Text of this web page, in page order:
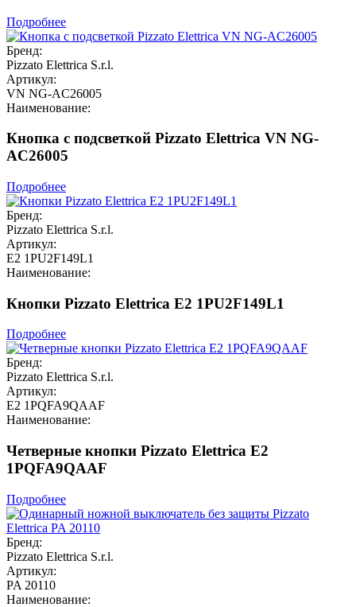
Подробнее
Бренд:
Pizzato Elettrica S.r.l.
Артикул:
VN NG-AC26005
Наименование:
Кнопка с подсветкой Pizzato Elettrica VN NG-
AC26005
Подробнее
Бренд:
Pizzato Elettrica S.r.l.
Артикул:
E2 1PU2F149L1
Наименование:
Кнопки Pizzato Elettrica E2 1PU2F149L1
Подробнее
Бренд:
Pizzato Elettrica S.r.l.
Артикул:
E2 1PQFA9QAAF
Наименование:
Четверные кнопки Pizzato Elettrica E2
1PQFA9QAAF
Подробнее
Бренд:
Pizzato Elettrica S.r.l.
Артикул:
PA 20110
Наименование: